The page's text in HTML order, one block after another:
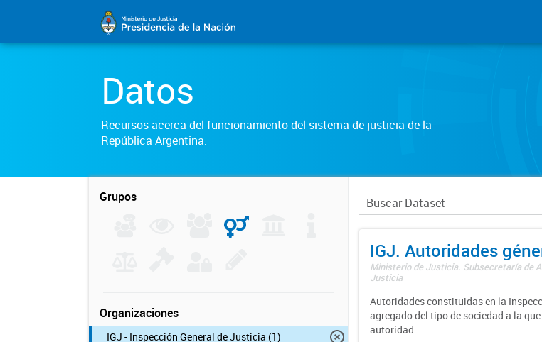
Datos
Recursos acerca del funcionamiento del sistema de justicia de la
República Argentina.
Grupos
Organizaciones
IGJ - Inspección General de Justicia (1)
IGJ. Autoridades
Ministerio de Justicia. Subsecretaría de
Justicia
Autoridades constituidas en la
agregado del tipo de sociedad a la
autoridad.